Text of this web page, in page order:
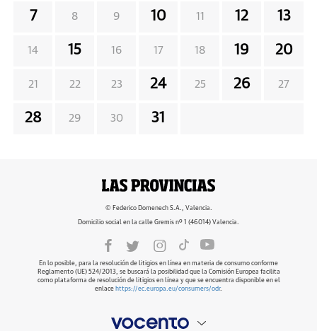
7 8 9 10 11 12 13
14 15 16 17 18 19 20
21 22 23 24 25 26 27
28 29 30 31
© Federico Domenech S.A., Valencia.
Domicilio social en la calle Gremis nº 1 (46014) Valencia.
En lo posible, para la resolución de litigios en línea en materia de consumo conforme
Reglamento (UE) 524/2013, se buscará la posibilidad que la Comisión Europea facilita
como plataforma de resolución de litigios en línea y que se encuentra disponible en el
enlace https://ec.europa.eu/consumers/odr.